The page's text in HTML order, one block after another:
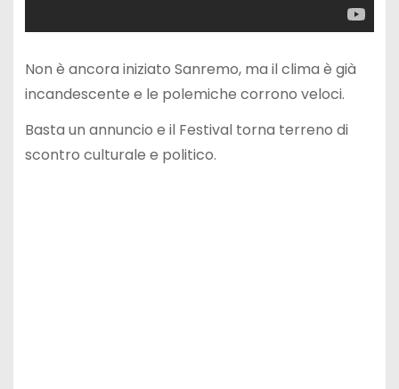
Non è ancora iniziato Sanremo, ma il clima è già
incandescente e le polemiche corrono veloci.
Basta un annuncio e il Festival torna terreno di
scontro culturale e politico.